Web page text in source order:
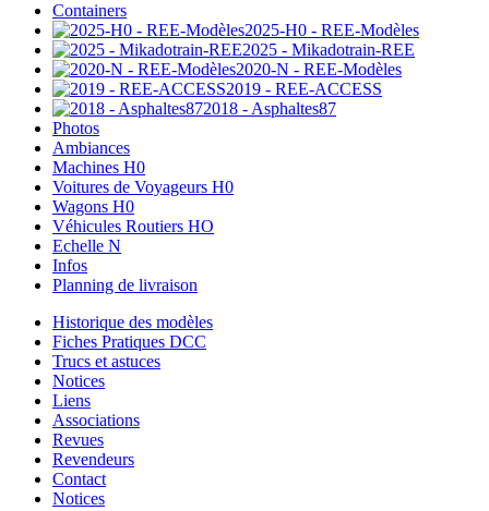
Containers
2025-H0 - REE-Modèles
2025 - Mikadotrain-REE
2020-N - REE-Modèles
2019 - REE-ACCESS
2018 - Asphaltes87
Photos
Ambiances
Machines H0
Voitures de Voyageurs H0
Wagons H0
Véhicules Routiers HO
Echelle N
Infos
Planning de livraison
Historique des modèles
Fiches Pratiques DCC
Trucs et astuces
Notices
Liens
Associations
Revues
Revendeurs
Contact
Notices